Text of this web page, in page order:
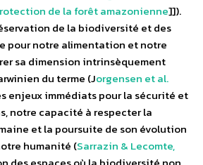
de la forêt amazonienne]]).
de la biodiversité et des
pour notre alimentation et notre
sa dimension intrinsèquement
du terme (Jorgensen et al.
enjeux immédiats pour la sécurité et
notre capacité à respecter la
et la poursuite de son évolution
humanité (Sarrazin & Lecomte,